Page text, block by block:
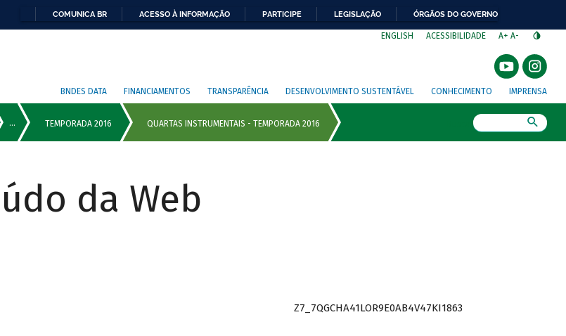
COMUNICA BR ACESSO À INFORMAÇÃO PARTICIPE LEGISLAÇÃO ÓRGÃOS DO GOVERNO
ENGLISH ACESSIBILIDADE A+ A-
BNDES DATA FINANCIAMENTOS TRANSPARÊNCIA DESENVOLVIMENTO SUSTENTÁVEL CONHECIMENTO IMPRENSA
da Web
Z7_7QGCHA41LOR9E0AB4V47KI1863